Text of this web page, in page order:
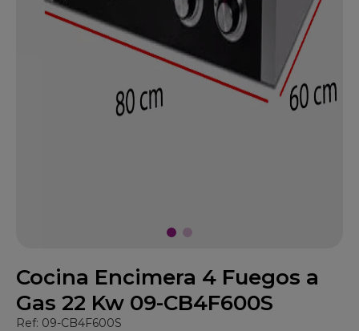
Cocina Encimera 4 Fuegos a
Gas 22 Kw 09-CB4F600S
Ref: 09-CB4F600S